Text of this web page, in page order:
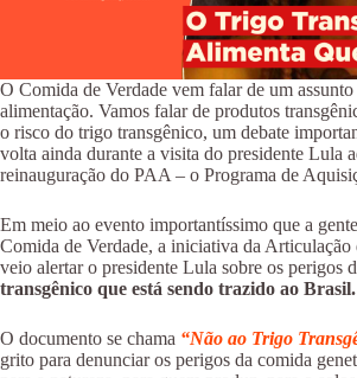
O Comida de Verdade vem falar de um assunto
alimentação. Vamos falar de produtos
o risco do trigo transgênico, um debate
volta ainda durante a visita do presidente Lula
reinauguração do PAA – o Programa de
Em meio ao evento importantíssimo que a
Comida de Verdade, a iniciativa da
veio alertar o presidente Lula sobre os perigos
transgênico que está sendo trazido ao Brasil.
O documento se chama “Não ao Trigo
grito para denunciar os perigos da comida